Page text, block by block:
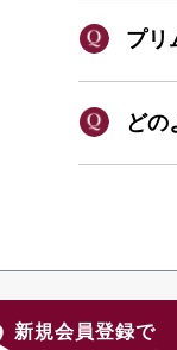
プリ
どの
新規会員登録で